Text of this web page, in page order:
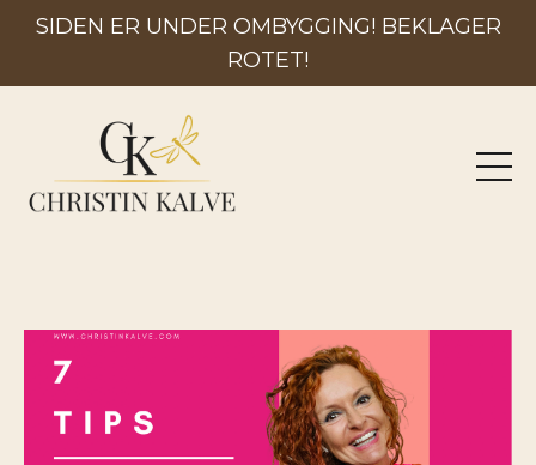
SIDEN ER UNDER OMBYGGING! BEKLAGER
ROTET!